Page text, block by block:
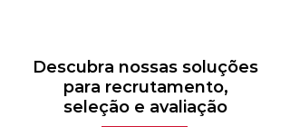
Descubra nossas soluções
para recrutamento,
seleção e avaliação